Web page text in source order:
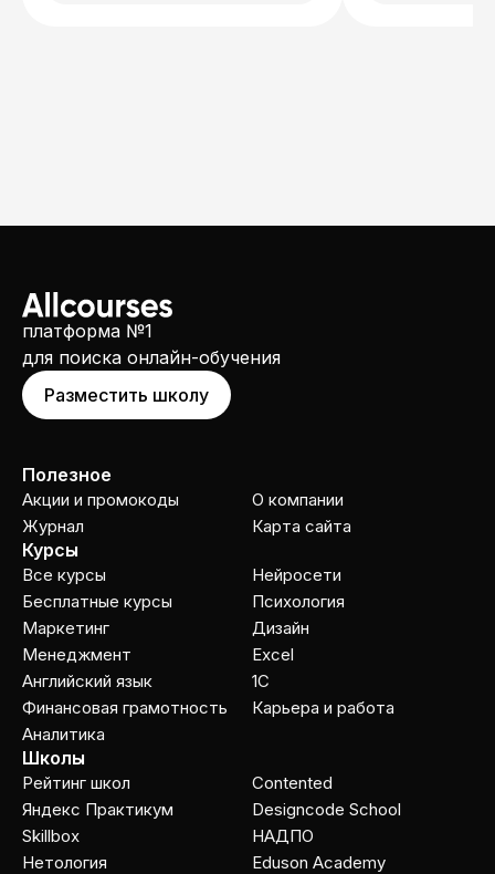
платформа №1
для поиска онлайн-обучения
Разместить школу
Полезное
Акции и промокоды
Журнал
О компании
Карта сайта
Курсы
Все курсы
Бесплатные курсы
Маркетинг
Менеджмент
Английский язык
Финансовая грамотность
Аналитика
Нейросети
Психология
Дизайн
Excel
1C
Карьера и работа
Школы
Рейтинг школ
Яндекс Практикум
Skillbox
Нетология
Contented
Designcode School
НАДПО
Eduson Academy